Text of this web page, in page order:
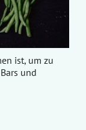
ist, um zu
und